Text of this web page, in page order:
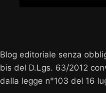
Blog editoriale senza
bis del D.Lgs. 63/2012
dalla legge n°103 del 16